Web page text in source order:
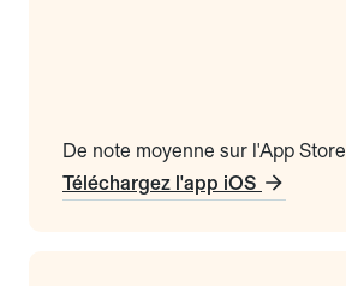
De note moyenne sur l'App Store
Téléchargez l'app iOS